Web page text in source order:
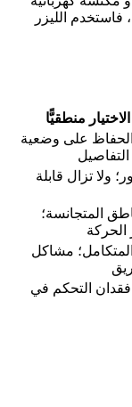
الليزر
منطقيًّا
على وضعية
ولا تزال قابلة
المتجانسة؛
مشاكل
التحكم في